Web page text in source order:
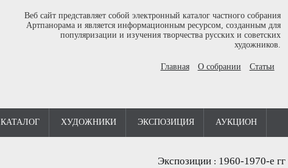
Веб сайт представляет собой электронный каталог частного собрания
Артпанорама и является информационным ресурсом, созданным для
популяризации и изучения творчества русских и советских
художников.
Главная О собрании Статьи
КАТАЛОГ ХУДОЖНИКИ ЭКСПОЗИЦИЯ АУКЦИОН
Экспозиции: 1960-1970-е гг